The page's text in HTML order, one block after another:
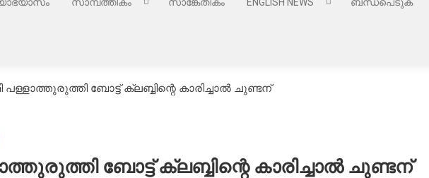
ബോട്ട് ക്ലബ്ബിന്റെ കാരിച്ചാല്‍ ചുണ്ടന്
ബോട്ട് ക്ലബ്ബിന്റെ കാരിച്ചാല്‍ ചുണ്ടന്